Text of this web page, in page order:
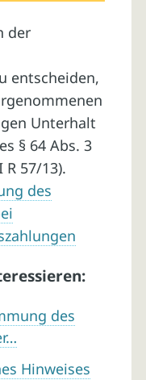
der
entscheiden,
Unterhalt
§ 64 Abs. 3
R 57/13).
des
des
Hinweises